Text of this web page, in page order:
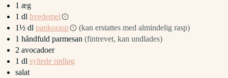
1 æg
1 dl hvedemel
1½ dl pankorasp
(kan erstattes med almindelig rasp)
1 håndfuld parmesan (fintrevet, kan undlades)
2 avocadoer
1 dl syltede rødløg
salat